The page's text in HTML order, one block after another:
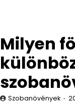
Milyen
Szobanövények